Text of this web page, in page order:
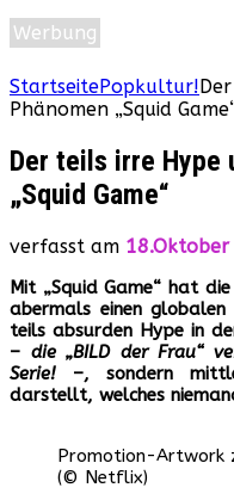
Werbung
StartseitePopkultur!
Phänomen „Squid
Der teils irre Hype
„Squid Game“
verfasst am
Mit „Squid Game“ hat
abermals einen
teils absurden Hype in
– die „BILD der Frau“
Serie! –, sondern
darstellt, welches
Promotion-Artwork
(© Netflix)